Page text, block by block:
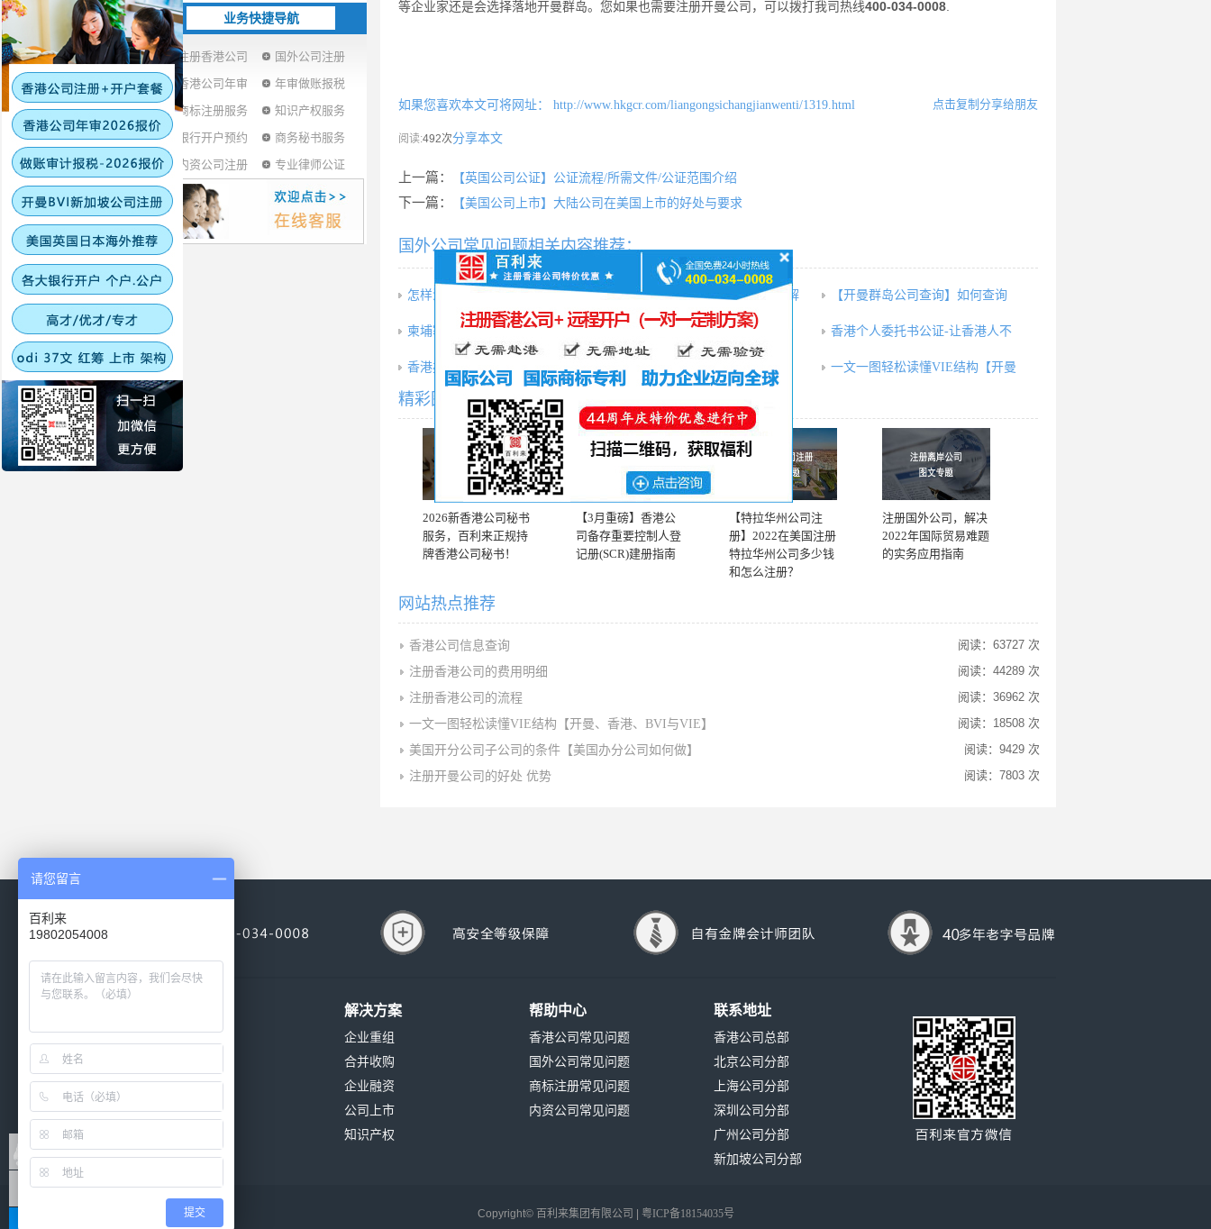
业务快捷导航
注册香港公司
国外公司注册
香港公司年审
年审做账报税
商标注册服务
知识产权服务
银行开户预约
商务秘书服务
内资公司注册
专业律师公证
等企业家还是会选择落地开曼群岛。您如果也需要注册开曼公司，可以拨打我司热线400-034-0008
如果您喜欢本文可将网址： http://www.hkgcr.com/liangongsichangjianwenti/1319.html 点击复制分享给朋友
阅读:492次分享本文
上一篇： 【英国公司公证】公证流程/所需文件/公证范围介绍
下一篇： 【美国公司上市】大陆公司在美国上市的好处与要求
国外公司常见问题相关内容推荐：
怎样注销bvi公司？注销前有什么 【开曼公司下设bvi公司的目的解 【开曼群岛公司查询】如何查询
柬埔寨电子商务许可证申请 印度公司注册 香港个人委托书公证-让香港人不
香港办理海牙公证注意要点 菲律宾海牙公证 一文一图轻松读懂VIE结构【开曼
精彩图文专题推荐
2026新香港公司秘书
服务，百利来正规持
牌香港公司秘书！
【3月重磅】香港公
司备存重要控制人登
记册(SCR)建册指南
【特拉华州公司注
册】2022在美国注册
特拉华州公司多少钱
和怎么注册？
注册国外公司，解决
2022年国际贸易难题
的实务应用指南
网站热点推荐
香港公司信息查询
阅读：63727 次
注册香港公司的费用明细
阅读：44289 次
注册香港公司的流程
阅读：36962 次
一文一图轻松读懂VIE结构【开曼、香港、BVI与VIE】
阅读：18508 次
美国开分公司子公司的条件【美国办分公司如何做】
阅读：9429 次
注册开曼公司的好处 优势
阅读：7803 次
公司资质
发展历程
联系我们
解决方案
企业重组
合并收购
企业融资
公司上市
知识产权
帮助中心
香港公司常见问题
国外公司常见问题
商标注册常见问题
内资公司常见问题
联系地址
香港公司总部
北京公司分部
上海公司分部
深圳公司分部
广州公司分部
新加坡公司分部
Copyright© 百利来集团有限公司 | 粤ICP备18154035号
请您留言
百利来
19802054008
提交